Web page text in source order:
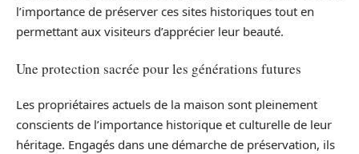
l’importance de préserver ces sites historiques tout en
permettant aux visiteurs d’apprécier leur beauté.
Une protection sacrée pour les générations futures
Les propriétaires actuels de la maison sont pleinement
conscients de l’importance historique et culturelle de leur
héritage. Engagés dans une démarche de préservation, ils